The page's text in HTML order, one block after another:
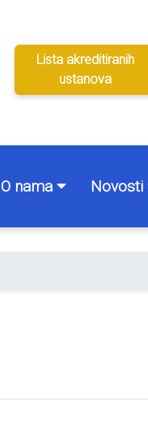
Lista akreditiranih
ustanova
O nama Novosti